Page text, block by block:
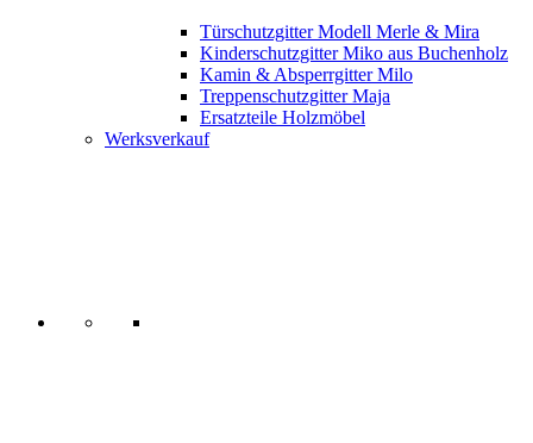
Türschutzgitter Modell Merle & Mira
Kinderschutzgitter Miko aus Buchenholz
Kamin & Absperrgitter Milo
Treppenschutzgitter Maja
Ersatzteile Holzmöbel
Werksverkauf